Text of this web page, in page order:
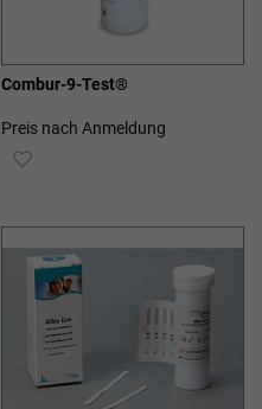
Combur-9-Test®
Preis nach Anmeldung
ZUR